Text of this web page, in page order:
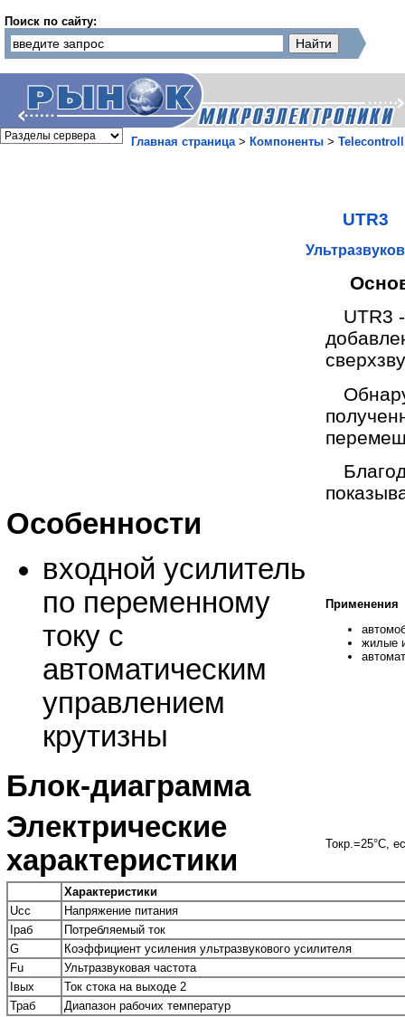
Поиск по сайту:
Главная страница> Компоненты >
UTR3
UTR3
Особенности
входной усилитель
по переменному
току с
автоматическим
управлением
крутизны
Применения
жилые
Блок-диаграмма
Электрические
характеристики
Токр.=25°С,
Характеристики
Ucc
Напряжение питания
Iраб
Потребляемый ток
G
Коэффициент усиления ультразвукового усилителя
Fu
Ультразвуковая частота
Iвых
Ток стока на выходе 2
Траб
Диапазон рабочих температур